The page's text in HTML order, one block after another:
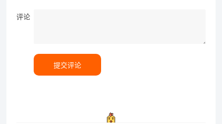
评论
提交评论